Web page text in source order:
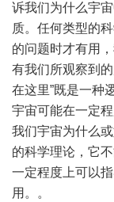
诉我们为什么宇
质。任何类型的
的问题时才有用
有我们所观察到
在这里”既是一种
宇宙可能在一定
我们宇宙为什么
的科学理论，它
一定程度上可以
用。。